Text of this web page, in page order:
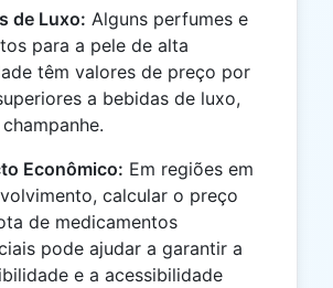
de Luxo: Alguns perfumes e
para a pele de alta
têm valores de preço por
a bebidas de luxo,
Econômico: Em regiões em
calcular o preço
de medicamentos
pode ajudar a garantir a
e a acessibilidade